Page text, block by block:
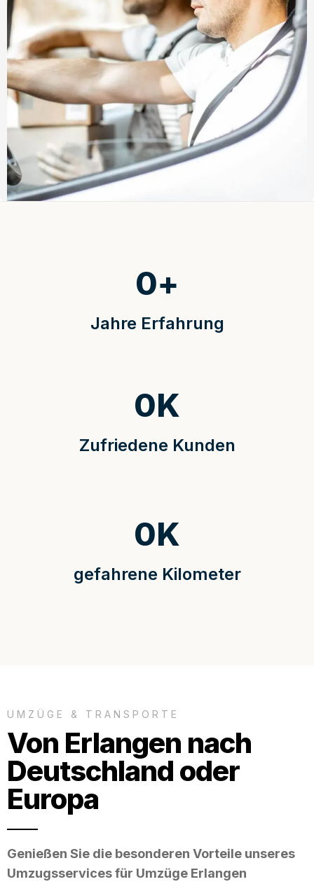
Jahre Erfahrung
0+
Zufriedene Kunden
0K
gefahrene Kilometer
0K
UMZÜGE & TRANSPORTE
Von Erlangen nach
Deutschland oder
Europa
Genießen Sie die besonderen Vorteile unseres
Umzugsservices für Umzüge Erlangen